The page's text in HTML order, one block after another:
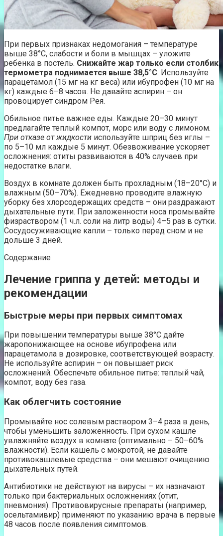
При первых признаках недомогания – температуре
выше 38°C, слабости и боли в мышцах – уложите
ребенка в постель. Снижайте жар только если столбик
термометра поднимается выше 38,5°C. Используйте
парацетамол (15 мг на кг веса) или ибупрофен (10 мг на
кг) каждые 6–8 часов. Не давайте аспирин – он
провоцирует синдром Рея.
Обильное питье важнее еды. Каждые 20–30 минут
предлагайте теплый компот, морс или воду с лимоном.
При отказе от жидкости используйте шприц без иглы –
по 5–10 мл каждые 5 минут. Обезвоживание ускоряет
осложнения: отиты развиваются в 40% случаев при
недостатке влаги.
Воздух в комнате должен быть прохладным (18–20°C) и
влажным (50–70%). Ежедневно проводите влажную
уборку без хлорсодержащих средств – они раздражают
дыхательные пути. При заложенности носа промывайте
физраствором (1 ч.л. соли на литр воды) 4–5 раз в сутки.
Сосудосуживающие капли – только перед сном и не
дольше 3 дней.
Содержание
Лечение гриппа у детей: методы и
рекомендации
Быстрые меры при первых симптомах
При повышении температуры выше 38°C дайте
жаропонижающее на основе ибупрофена или
парацетамола в дозировке, соответствующей возрасту.
Не используйте аспирин – он повышает риск
осложнений. Обеспечьте обильное питье: теплый чай,
компот, воду без газа.
Как облегчить состояние
Промывайте нос солевым раствором 3–4 раза в день,
чтобы уменьшить заложенность. При сухом кашле
увлажняйте воздух в комнате (оптимально – 50–60%
влажности). Если кашель с мокротой, не давайте
противокашлевые средства – они мешают очищению
дыхательных путей.
Антибиотики не действуют на вирусы – их назначают
только при бактериальных осложнениях (отит,
пневмония). Противовирусные препараты (например,
осельтамивир) применяют по указанию врача в первые
48 часов после появления симптомов.